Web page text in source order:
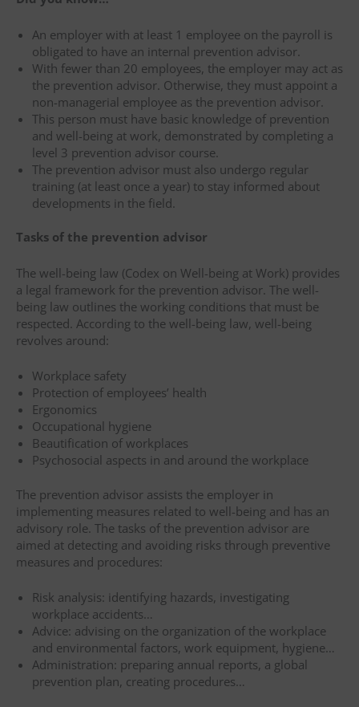
An employer with at least 1 employee on the payroll is
obligated to have an internal prevention advisor.
With fewer than 20 employees, the employer may act as
the prevention advisor. Otherwise, they must appoint a
non-managerial employee as the prevention advisor.
This person must have basic knowledge of prevention
and well-being at work, demonstrated by completing a
level 3 prevention advisor course.
The prevention advisor must also undergo regular
training (at least once a year) to stay informed about
developments in the field.
Tasks of the prevention advisor
The well-being law (Codex on Well-being at Work) provides
a legal framework for the prevention advisor. The well-
being law outlines the working conditions that must be
respected. According to the well-being law, well-being
revolves around:
Workplace safety
Protection of employees’ health
Ergonomics
Occupational hygiene
Beautification of workplaces
Psychosocial aspects in and around the workplace
The prevention advisor assists the employer in
implementing measures related to well-being and has an
advisory role. The tasks of the prevention advisor are
aimed at detecting and avoiding risks through preventive
measures and procedures:
Risk analysis: identifying hazards, investigating
workplace accidents…
Advice: advising on the organization of the workplace
and environmental factors, work equipment, hygiene…
Administration: preparing annual reports, a global
prevention plan, creating procedures…